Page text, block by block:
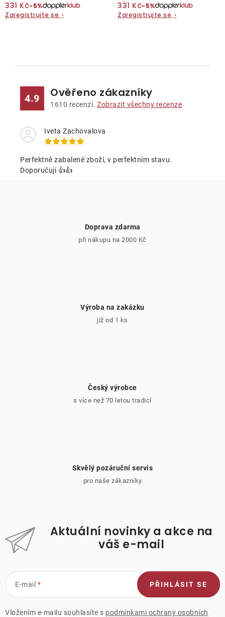
331 Kč−5%
Zaregistrujte se ›
331 Kč−5%
Zaregistrujte se ›
4.9 Ověřeno zákazníky
1610 recenzí. Zobrazit všechny recenze
Iveta Zachovalova
Perfektně zabalené zboží, v perfektním stavu.
Doporučuji 👍👍
Doprava zdarma
při nákupu na 2000 Kč
Výroba na zakázku
již od 1 ks
Český výrobce
s více než 70 letou tradicí
Skvělý pozáruční servis
pro naše zákazníky
Aktuální novinky a akce na
váš e-mail
E-mail
Vložením e-mailu souhlasíte s podmínkami ochrany osobních
PŘIHLÁSIT SE